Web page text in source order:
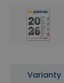
Varianty